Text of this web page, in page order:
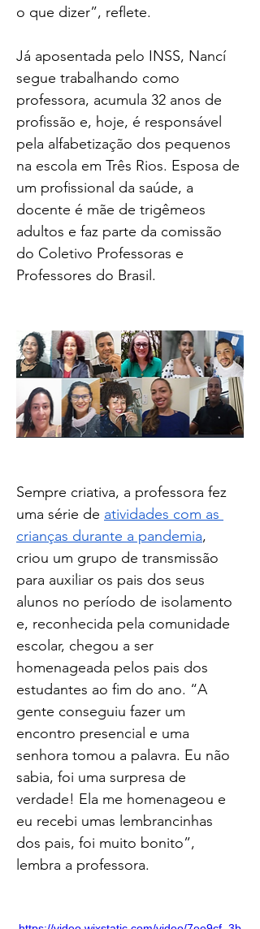
o que dizer”, reflete.
Já aposentada pelo INSS, Nancí
segue trabalhando como
professora, acumula 32 anos de
profissão e, hoje, é responsável
pela alfabetização dos pequenos
na escola em Três Rios. Esposa de
um profissional da saúde, a
docente é mãe de trigêmeos
adultos e faz parte da comissão
do Coletivo Professoras e
Professores do Brasil.
Sempre criativa, a professora fez
uma série de atividades com as
crianças durante a pandemia,
criou um grupo de transmissão
para auxiliar os pais dos seus
alunos no período de isolamento
e, reconhecida pela comunidade
escolar, chegou a ser
homenageada pelos pais dos
estudantes ao fim do ano. “A
gente conseguiu fazer um
encontro presencial e uma
senhora tomou a palavra. Eu não
sabia, foi uma surpresa de
verdade! Ela me homenageou e
eu recebi umas lembrancinhas
dos pais, foi muito bonito”,
lembra a professora.